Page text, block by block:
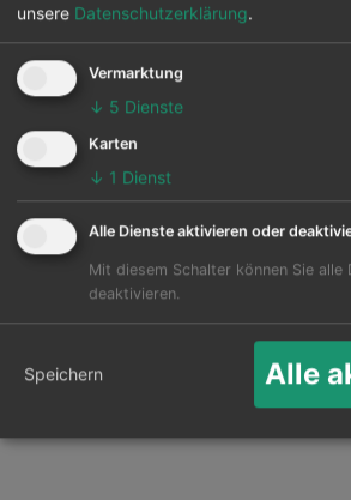
Vom Flughafen Baghdad Al
Flughäfen in diversen Ländern
angeflogen. Hauptziel ist der
Stockholm Arlanda.
Die Karte zeigt die 25 häufigsten
Baghdad Al Muthana:
unsere Datenschutzerklärung.
Vermarktung
↓ 5 Dienste
Karten
↓ 1 Dienst
Alle Dienste aktivieren oder
Mit diesem Schalter können Sie
deaktivieren.
Speichern Alle